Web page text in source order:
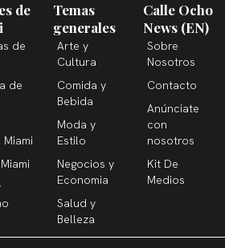
de
de
de
Miami
Temas
generales
Arte y
Cultura
Comida y
Bebida
Moda y
Estilo
Negocios y
Economia
Salud y
Belleza
Calle Ocho
News (EN)
Sobre
Nosotros
Contacto
Anúnciate
con
nosotros
Kit De
Medios